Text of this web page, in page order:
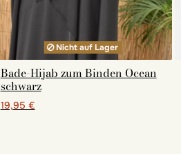
Nicht auf Lager
Bade-Hijab zum Binden Ocean
schwarz
19,95 €